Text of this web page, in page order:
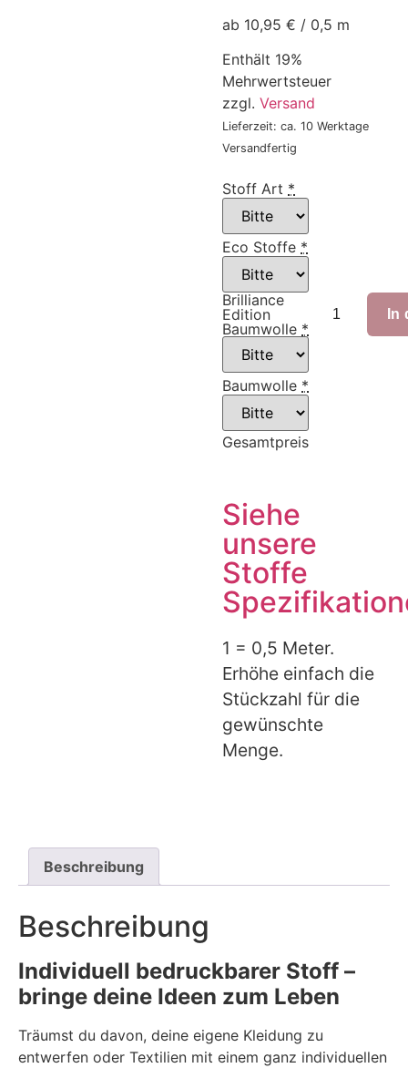
ab 10,95 € / 0,5 m
Enthält 19%
Mehrwertsteuer
zzgl. Versand
Lieferzeit: ca. 10 Werktage
Versandfertig
Stoff Art *
Eco Stoffe *
Brilliance
Edition
Baumwolle *
Baumwolle *
Gesamtpreis
In
Siehe
unsere
Stoffe
1 = 0,5 Meter.
Erhöhe einfach die
Stückzahl für die
gewünschte
Menge.
Beschreibung
Beschreibung
Individuell bedruckbarer Stoff –
bringe deine Ideen zum Leben
Träumst du davon, deine eigene Kleidung zu
entwerfen oder Textilien mit einem ganz individuellen